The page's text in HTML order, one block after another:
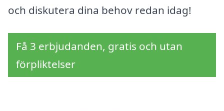
och diskutera dina behov redan idag!
Få 3 erbjudanden, gratis och utan
förpliktelser